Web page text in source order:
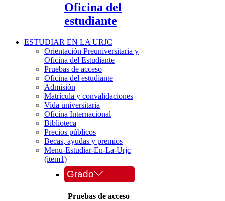
Oficina del
estudiante
ESTUDIAR EN LA URJC
Orientación Preuniversitaria y
Oficina del Estudiante
Pruebas de acceso
Oficina del estudiante
Admisión
Matrícula y convalidaciones
Vida universitaria
Oficina Internacional
Biblioteca
Precios públicos
Becas, ayudas y premios
Menu-Estudiar-En-La-Urjc
(item1)
Grado
Pruebas de acceso